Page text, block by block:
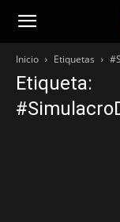
Noticias251
Inicio Etiquetas
Etiqueta: